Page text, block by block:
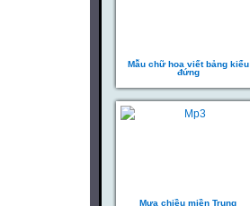
Mẫu chữ hoa viết bảng kiểu
đứng
Mưa chiều miền Trung